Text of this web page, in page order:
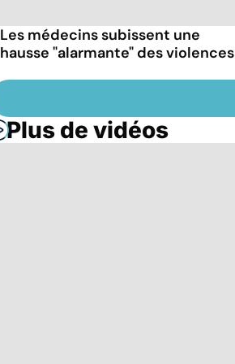
Les médecins subissent une
hausse "alarmante" des violences
Plus de vidéos